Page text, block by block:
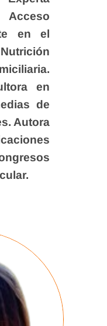
Acceso
en el
en
de
Autora